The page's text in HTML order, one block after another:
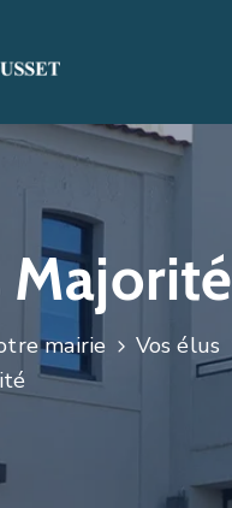
Majorité
mairie
Vos élus